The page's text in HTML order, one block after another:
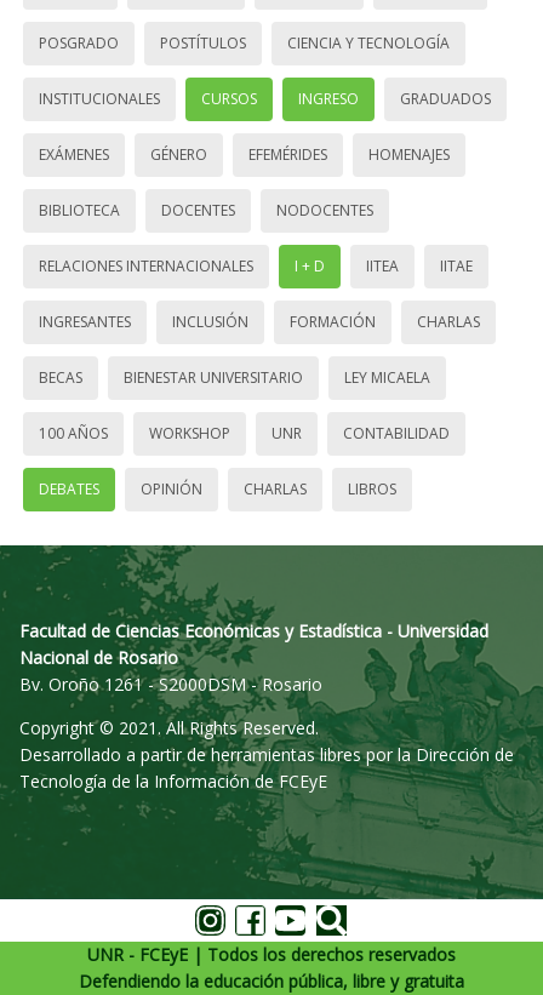
POSGRADO POSTÍTULOS CIENCIA Y TECNOLOGÍA
INSTITUCIONALES CURSOS INGRESO GRADUADOS
EXÁMENES GÉNERO EFEMÉRIDES HOMENAJES
BIBLIOTECA DOCENTES NODOCENTES
RELACIONES INTERNACIONALES I + D IITEA IITAE
INGRESANTES INCLUSIÓN FORMACIÓN CHARLAS
BECAS BIENESTAR UNIVERSITARIO LEY MICAELA
100 AÑOS WORKSHOP UNR CONTABILIDAD
DEBATES OPINIÓN CHARLAS LIBROS
Facultad de Ciencias Económicas y Estadística - Universidad
Nacional de Rosario
Bv. Oroño 1261 - S2000DSM - Rosario
Copyright © 2021. All Rights Reserved.
Desarrollado a partir de herramientas libres por la Dirección de
Tecnología de la Información de FCEyE
UNR - FCEyE | Todos los derechos reservados
Defendiendo la educación pública, libre y gratuita